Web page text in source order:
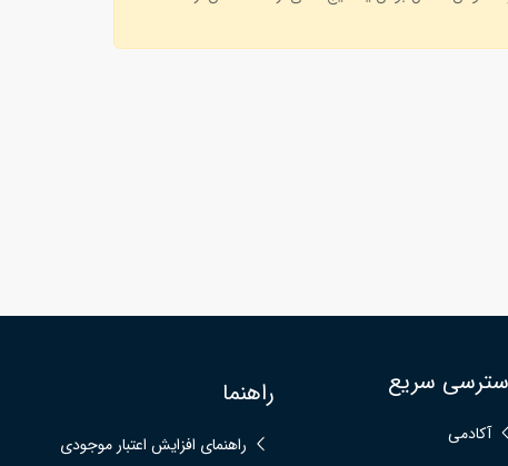
سریع
آکادمی
راهنما
راهنمای افزایش اعتبار موجودی